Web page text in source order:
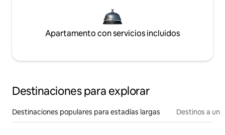
Apartamento con servicios incluidos
Destinaciones para explorar
Destinaciones populares para estadías largas Destinos a un